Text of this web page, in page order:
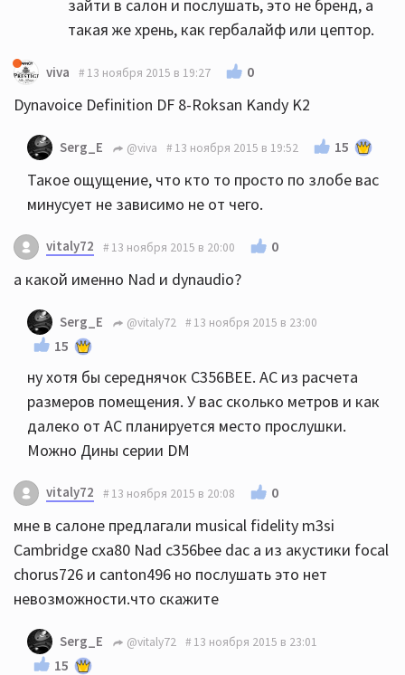
зайти в салон и послушать, это не бренд, а
такая же хрень, как гербалайф или цептор.
viva 13 ноября 2015 в 19:27 0
Dynavoice Definition DF 8-Roksan Kandy K2
Serg_E @viva 13 ноября 2015 в 19:52 15
Такое ощущение, что кто то просто по злобе вас
минусует не зависимо не от чего.
vitaly72 13 ноября 2015 в 20:00 0
а какой именно Nad и dynaudio?
Serg_E @vitaly72 13 ноября 2015 в 23:00
15
ну хотя бы середнячок С356ВЕЕ. АС из расчета
размеров помещения. У вас сколько метров и как
далеко от АС планируется место прослушки.
Можно Дины серии DM
vitaly72 13 ноября 2015 в 20:08 0
мне в салоне предлагали musical fidelity m3si
Cambridge cxa80 Nad c356bee dac а из акустики focal
chorus726 и canton496 но послушать это нет
невозможности.что скажите
Serg_E @vitaly72 13 ноября 2015 в 23:01
15